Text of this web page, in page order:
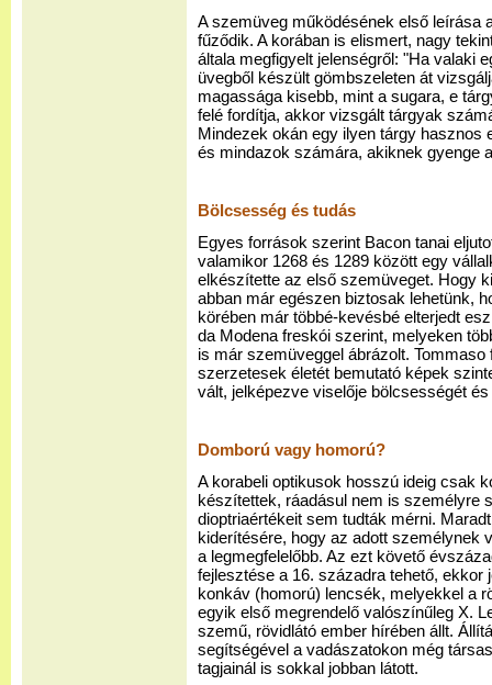
A szemüveg működésének első leírása
fűződik. A korában is elismert, nagy
általa megfigyelt jelenségről: "Ha valaki
üvegből készült gömbszeleten át
magassága kisebb, mint a sugara, e
felé fordítja, akkor vizsgált tárgyak
Mindezek okán egy ilyen tárgy hasznos
és mindazok számára, akiknek gyenge
Bölcsesség és tudás
Egyes források szerint Bacon tanai
valamikor 1268 és 1289 között egy
elkészítette az első szemüveget. Hogy
abban már egészen biztosak lehetünk,
körében már többé-kevésbé elterjedt
da Modena freskói szerint, melyeken
is már szemüveggel ábrázolt.
szerzetesek életét bemutató képek
vált, jelképezve viselője bölcsességét
Domború vagy homorú?
A korabeli optikusok hosszú ideig csak
készítettek, ráadásul nem is személyre
dioptriaértékeit sem tudták mérni.
kiderítésére, hogy az adott személynek
a legmegfelelőbb. Az ezt követő
fejlesztése a 16. századra tehető, ekkor
konkáv (homorú) lencsék, melyekkel a
egyik első megrendelő valószínűleg X.
szemű, rövidlátó ember hírében állt.
segítségével a vadászatokon még
tagjainál is sokkal jobban látott.